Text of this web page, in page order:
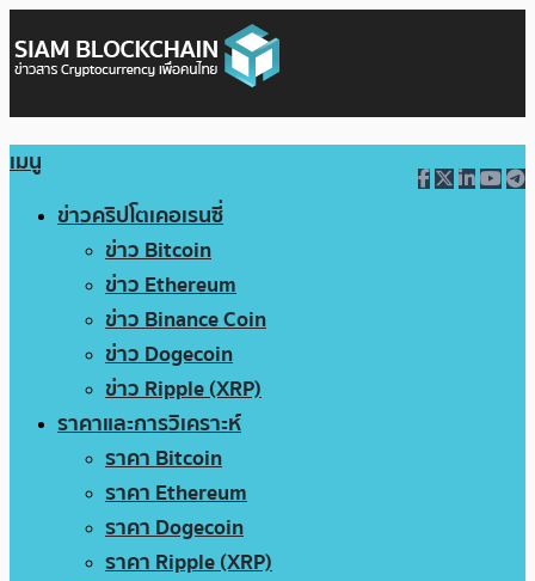
เมนู
ข่าวคริปโตเคอเรนซี่
ข่าว Bitcoin
ข่าว Ethereum
ข่าว Binance Coin
ข่าว Dogecoin
ข่าว Ripple (XRP)
ราคาและการวิเคราะห์
ราคา Bitcoin
ราคา Ethereum
ราคา Dogecoin
ราคา Ripple (XRP)